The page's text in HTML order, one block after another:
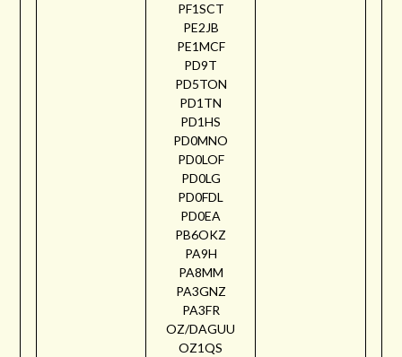
PF1SCT
PE2JB
PE1MCF
PD9T
PD5TON
PD1TN
PD1HS
PD0MNO
PD0LOF
PD0LG
PD0FDL
PD0EA
PB6OKZ
PA9H
PA8MM
PA3GNZ
PA3FR
OZ/DAGUU
OZ1QS